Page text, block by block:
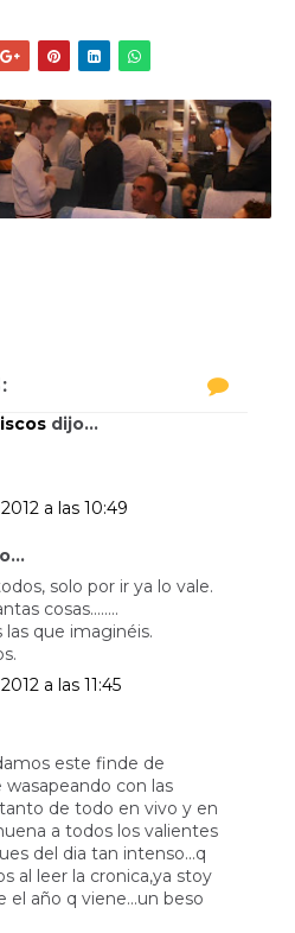
dijo...
a las 10:49
solo por ir ya lo vale.
cosas........
las que imaginéis.
a las 11:45
este finde de
con las
de todo en vivo y en
a todos los valientes
del dia tan intenso...q
al leer la cronica,ya stoy
el año q viene...un beso